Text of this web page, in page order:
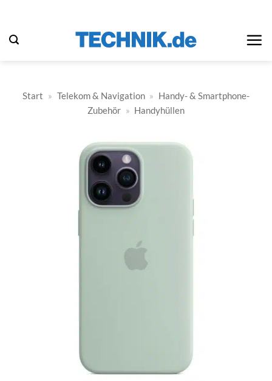
springen
Start » Telekom & Navigation » Handy- & Smartphone-
Zubehör » Handyhüllen